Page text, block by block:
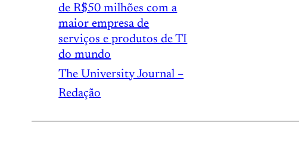
de R$50 milhões com a
maior empresa de
serviços e produtos de TI
do mundo
The University Journal –
Redação